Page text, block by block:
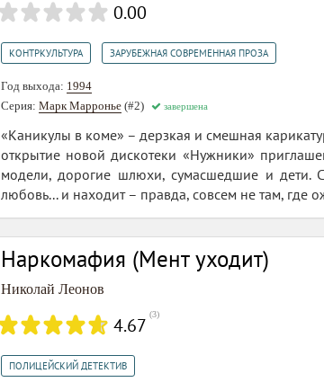
0.00
КОНТРКУЛЬТУРА ЗАРУБЕЖНАЯ СОВРЕМЕННАЯ ПРОЗА
Год выхода: 1994
Серия: Марк Марронье (#2) завершена
«Каникулы в коме» – дерзкая и смешная
открытие новой дискотеки «Нужники»
модели, дорогие шлюхи, сумасшедшие и
любовь... и находит – правда, совсем не там, где
Наркомафия (Мент уходит)
Николай Леонов
4.67 (3)
ПОЛИЦЕЙСКИЙ ДЕТЕКТИВ